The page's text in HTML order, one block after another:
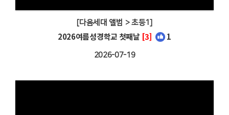
[다음세대 앨범 > 초등1]
2026여름성경학교 첫째날 [3] 1
2026-07-19